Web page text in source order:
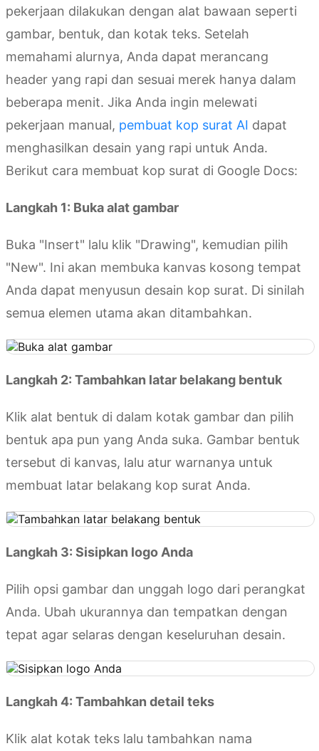
pekerjaan dilakukan dengan alat bawaan seperti
gambar, bentuk, dan kotak teks. Setelah
memahami alurnya, Anda dapat merancang
header yang rapi dan sesuai merek hanya dalam
beberapa menit. Jika Anda ingin melewati
pekerjaan manual, pembuat kop surat AI dapat
menghasilkan desain yang rapi untuk Anda.
Berikut cara membuat kop surat di Google Docs:
Langkah 1: Buka alat gambar
Buka "Insert" lalu klik "Drawing", kemudian pilih
"New". Ini akan membuka kanvas kosong tempat
Anda dapat menyusun desain kop surat. Di sinilah
semua elemen utama akan ditambahkan.
Langkah 2: Tambahkan latar belakang bentuk
Klik alat bentuk di dalam kotak gambar dan pilih
bentuk apa pun yang Anda suka. Gambar bentuk
tersebut di kanvas, lalu atur warnanya untuk
membuat latar belakang kop surat Anda.
Langkah 3: Sisipkan logo Anda
Pilih opsi gambar dan unggah logo dari perangkat
Anda. Ubah ukurannya dan tempatkan dengan
tepat agar selaras dengan keseluruhan desain.
Langkah 4: Tambahkan detail teks
Klik alat kotak teks lalu tambahkan nama